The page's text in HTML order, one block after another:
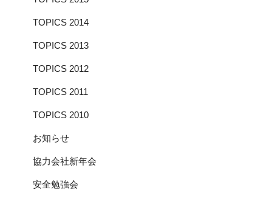
TOPICS 2014
TOPICS 2013
TOPICS 2012
TOPICS 2011
TOPICS 2010
お知らせ
協力会社新年会
安全勉強会